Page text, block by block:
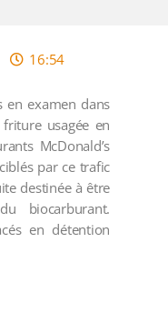
16:54
en examen dans
usagée en
McDonald’s
par ce trafic
destinée à être
biocarburant.
en détention